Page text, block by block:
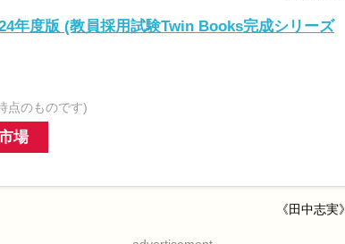
年度版 (教員採用試験Twin Books完成シリーズ
点のものです)
場
《田中志実》